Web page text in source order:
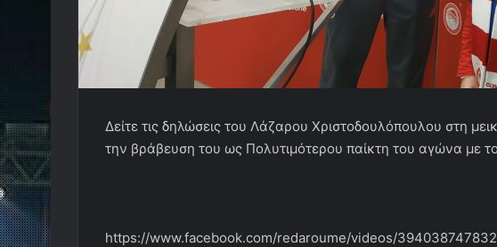
Δείτε τις δηλώσεις του Λάζαρου Χριστοδουλόπουλου στη
την βράβευση του ως Πολυτιμότερου παίκτη του αγώνα με
https://www.facebook.com/redaroume/videos/